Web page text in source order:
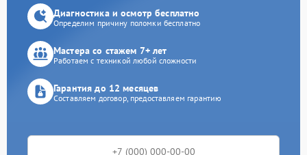
Диагностика и осмотр бесплатно
Определим причину поломки бесплатно
Мастера со стажем 7+ лет
Работаем с техникой любой сложности
Гарантия до 12 месяцев
Составляем договор, предоставляем гарантию